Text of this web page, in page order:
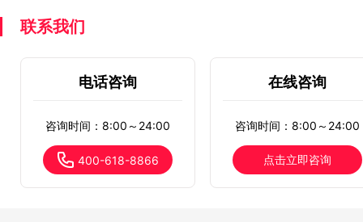
联系我们
电话咨询
咨询时间：8:00～24:00
400-618-8866
在线咨询
咨询时间：8:00～24:00
点击立即咨询